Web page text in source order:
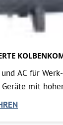
AC für
mit